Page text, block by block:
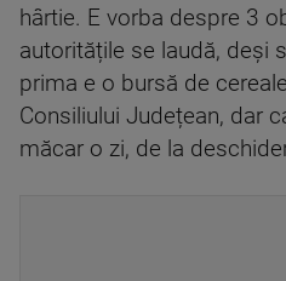
hârtie. E vorba despre 3
autoritățile se laudă, deși
prima e o bursă de
Consiliului Județean, dar
măcar o zi, de la